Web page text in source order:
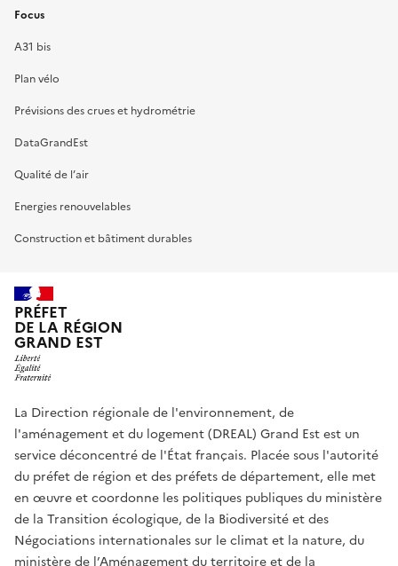
Focus
A31 bis
Plan vélo
Prévisions des crues et hydrométrie
DataGrandEst
Qualité de l’air
Energies renouvelables
Construction et bâtiment durables
PRÉFET
DE LA RÉGION
GRAND EST
La Direction régionale de l'environnement, de
l'aménagement et du logement (DREAL) Grand Est est un
service déconcentré de l'État français. Placée sous l'autorité
du préfet de région et des préfets de département, elle met
en œuvre et coordonne les politiques publiques du ministère
de la Transition écologique, de la Biodiversité et des
Négociations internationales sur le climat et la nature, du